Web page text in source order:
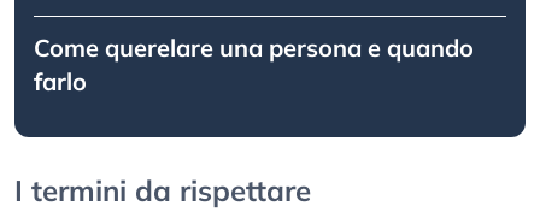
Come querelare una persona e quando
farlo
I termini da rispettare